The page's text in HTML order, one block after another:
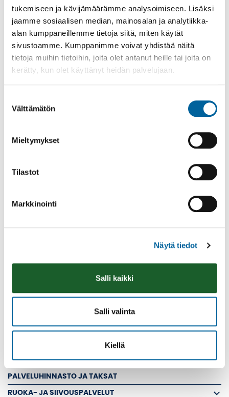
tukemiseen ja kävijämäärämme analysoimiseen. Lisäksi
jaamme sosiaalisen median, mainosalan ja analytiikka-
alan kumppaneillemme tietoja siitä, miten käytät
sivustoamme. Kumppanimme voivat yhdistää näitä
tietoja muihin tietoihin, joita olet antanut heille tai joita on
kerätty, kun olet käyttänyt heidän palvelujaan.
valinta
Välttämätön
Mieltymykset
Tilastot
Markkinointi
Näytä tiedot
Salli kaikki
Salli valinta
Kiellä
KAUPUNKISUUNNITTELU
KIINTEISTÖT
KAUPUNKIYMPÄRISTÖ JA LIIKENNE
HULEVEDET
KATU- JA TIESUUNNITELMAT
ROMUAUTOT - AJONEUVOJEN SIIRROT
KAUPUNGIN NIITTYKOHTEET
KOIRAPUISTO
PERINNEYMPÄRISTÖJEN HOITO, NIITYT JA
VIERASLAJIEN TORJUNTA
PUIDEN KAATAMINEN
PUUTARHAJÄTTEET JA RISUT
ULKOLIIKUNTAPAIKAT
VENESATAMAT JA VENEILY
YLEISTEN ALUEIDEN LUVAT, LUPAPISTE
PALVELUHINNASTO JA TAKSAT
RUOKA- JA SIIVOUSPALVELUT